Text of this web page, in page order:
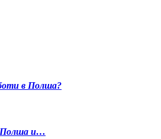
в Полша?
Полша и…